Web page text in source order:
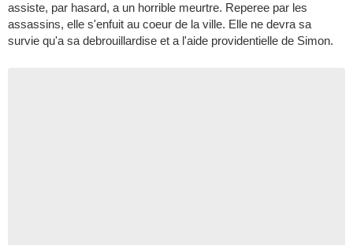
assiste, par hasard, a un horrible meurtre. Reperee par les
assassins, elle s'enfuit au coeur de la ville. Elle ne devra sa
survie qu'a sa debrouillardise et a l'aide providentielle de Simon.